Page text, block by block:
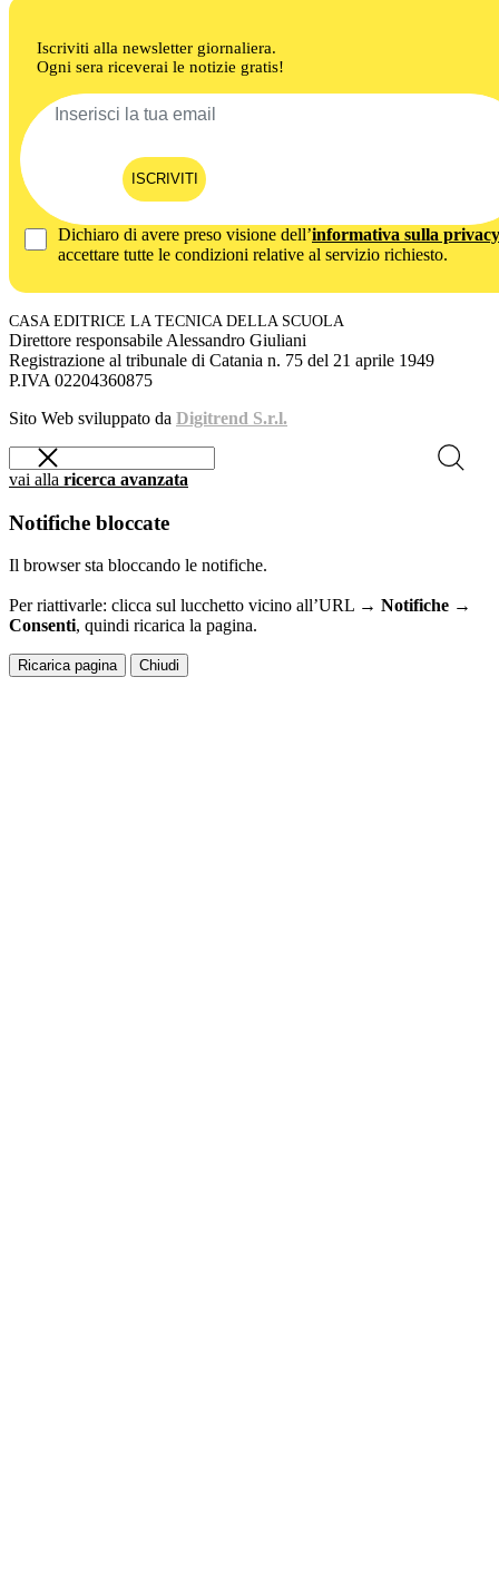
Iscriviti alla newsletter giornaliera.
Ogni sera riceverai le notizie gratis!
ISCRIVITI
Dichiaro di avere preso visione dell’informativa sulla privacy
accettare tutte le condizioni relative al servizio richiesto.
CASA EDITRICE LA TECNICA DELLA SCUOLA
Direttore responsabile Alessandro Giuliani
Registrazione al tribunale di Catania n. 75 del 21 aprile 1949
P.IVA 02204360875
Sito Web sviluppato da Digitrend S.r.l.
vai alla ricerca avanzata
Notifiche bloccate
Il browser sta bloccando le notifiche.
Per riattivarle: clicca sul lucchetto vicino all’URL → Notifiche →
Consenti, quindi ricarica la pagina.
Ricarica pagina Chiudi